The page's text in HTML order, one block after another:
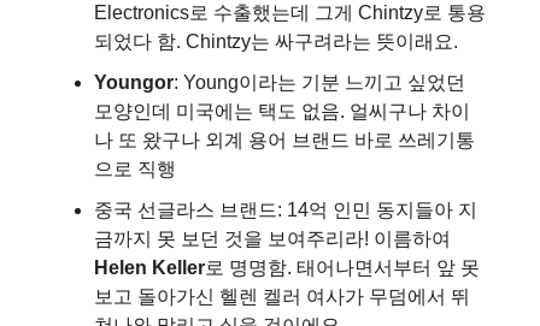
Electronics로 수출했는데 그게 Chintzy로 통용
되었다 함. Chintzy는 싸구려라는 뜻이래요.
Youngor: Young이라는 기분 느끼고 싶었던
모양인데 미국에는 택도 없음. 얼씨구나 차이
나 또 왔구나 외계 용어 브랜드 바로 쓰레기통
으로 직행
중국 선글라스 브랜드: 14억 인민 동지들아 지
금까지 못 보던 것을 보여주리라! 이름하여
Helen Keller로 명명함. 태어나면서부터 앞 못
보고 돌아가신 헬렌 켈러 여사가 무덤에서 뛰